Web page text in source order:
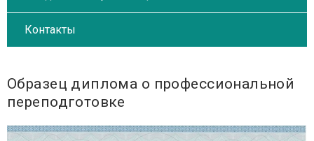
Контакты
Образец диплома о профессиональной
переподготовке